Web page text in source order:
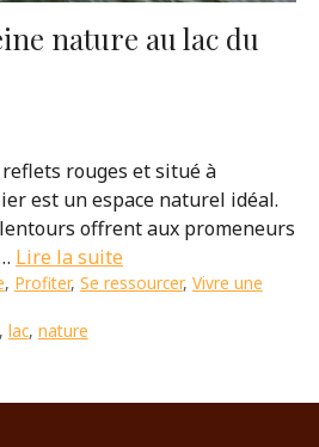
nature au lac du
reflets rouges et situé à
est un espace naturel idéal.
offrent aux promeneurs
Lire la suite
, Profiter, Se ressourcer, Vivre une
lac, nature